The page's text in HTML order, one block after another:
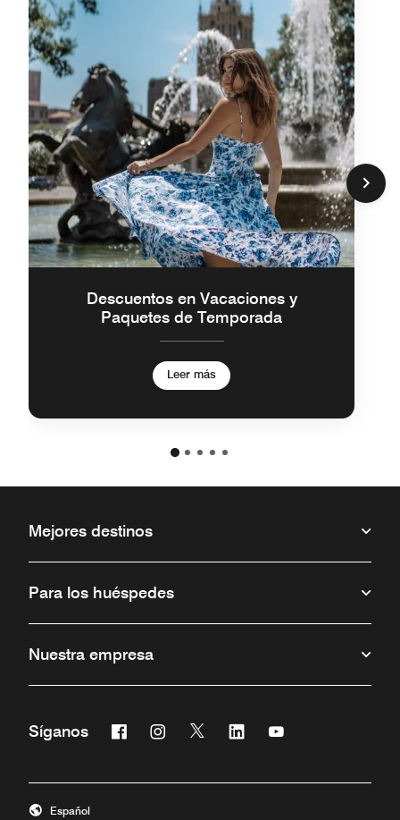
Descuentos en Vacaciones y
Paquetes de Temporada
Leer más
Mejores destinos
Para los huéspedes
Nuestra empresa
Síganos Facebook
Abre una ventana nueva
Instagram
Abre una ventana nueva
Twitter
Abre una ventana nueva
Linkedin
Abre una ventana nueva
Abre una ventana
Español